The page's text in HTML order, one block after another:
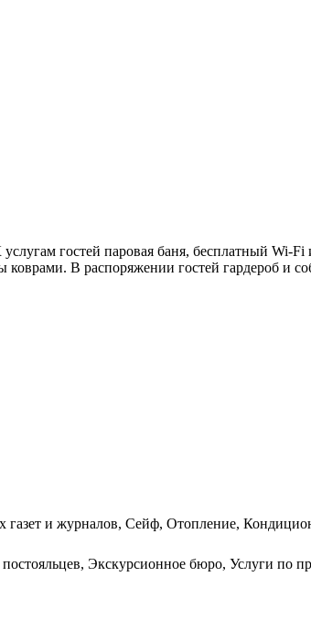
гостей паровая баня, бесплатный Wi-Fi
В распоряжении гостей гардероб и
газет и журналов, Сейф, Отопление,
Экскурсионное бюро, Услуги по